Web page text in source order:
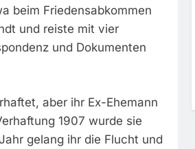
beim Friedensabkommen
und reiste mit vier
und Dokumenten
aber ihr Ex-Ehemann
1907 wurde sie
gelang ihr die Flucht und